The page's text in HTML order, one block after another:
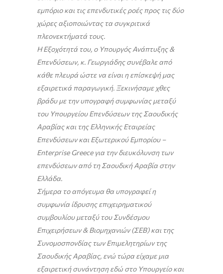
εμπόριο και τις επενδυτικές ροές προς τις δύο
χώρες αξιοποιώντας τα συγκριτικά
πλεονεκτήματά τους.
Η Εξοχότητά του, ο Υπουργός Ανάπτυξης &
Επενδύσεων, κ. Γεωργιάδης συνέβαλε από
κάθε πλευρά ώστε να είναι η επίσκεψή μας
εξαιρετικά παραγωγική. Ξεκινήσαμε χθες
βράδυ με την υπογραφή συμφωνίας μεταξύ
του Υπουργείου Επενδύσεων της Σαουδικής
Αραβίας και της Ελληνικής Εταιρείας
Επενδύσεων και Εξωτερικού Εμπορίου –
Enterprise Greeceγια την διευκόλυνση των
επενδύσεων από τη Σαουδική Αραβία στην
Ελλάδα.
Σήμερα το απόγευμα θα υπογραφεί η
συμφωνία ίδρυσης επιχειρηματικού
συμβουλίου μεταξύ του Συνδέσμου
Επιχειρήσεων & Βιομηχανιών (ΣΕΒ) και της
Συνομοσπονδίας των Επιμελητηρίων της
Σαουδικής Αραβίας, ενώ τώρα είχαμε μια
εξαιρετική συνάντηση εδώ στο Υπουργείο και